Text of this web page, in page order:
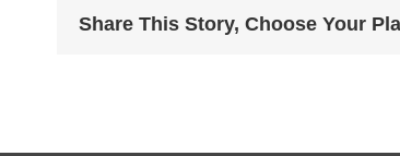
Share This Story, Choose Your